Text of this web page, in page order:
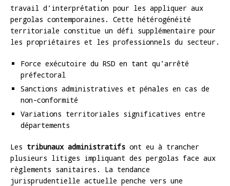
travail d’interprétation pour les appliquer aux
pergolas contemporaines. Cette hétérogénéité
territoriale constitue un défi supplémentaire pour
les propriétaires et les professionnels du secteur.
Force exécutoire du RSD en tant qu’arrêté
préfectoral
Sanctions administratives et pénales en cas de
non-conformité
Variations territoriales significatives entre
départements
Les tribunaux administratifs ont eu à trancher
plusieurs litiges impliquant des pergolas face aux
règlements sanitaires. La tendance
jurisprudentielle actuelle penche vers une